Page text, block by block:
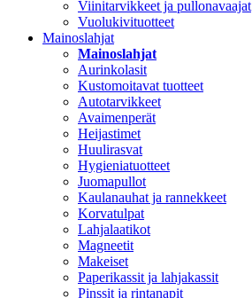
Viinitarvikkeet ja pullonavaajat
Vuolukivituotteet
Mainoslahjat
Mainoslahjat
Aurinkolasit
Kustomoitavat tuotteet
Autotarvikkeet
Avaimenperät
Heijastimet
Huulirasvat
Hygieniatuotteet
Juomapullot
Kaulanauhat ja rannekkeet
Korvatulpat
Lahjalaatikot
Magneetit
Makeiset
Paperikassit ja lahjakassit
Pinssit ja rintanapit